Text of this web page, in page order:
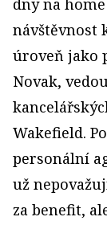
dny na
návštěvnost
úroveň jako
Novak,
Wakefield.
personální
už
za benefit,